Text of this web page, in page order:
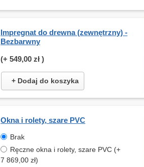
Impregnat do drewna (zewnętrzny) -
Bezbarwny
(+ 549,00 zł )
+ Dodaj do koszyka
Okna i rolety, szare PVC
Brak
Ręczne okna i rolety, szare PVC (+
7 869,00 zł)